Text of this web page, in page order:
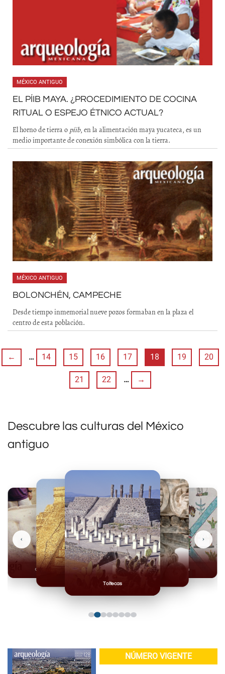
MÉXICO ANTIGUO
EL PÍIB MAYA. ¿PROCEDIMIENTO DE COCINA
RITUAL O ESPEJO ÉTNICO ACTUAL?
El horno de tierra o píib, en la alimentación maya yucateca, es un
medio importante de conexión simbólica con la tierra.
MÉXICO ANTIGUO
BOLONCHÉN, CAMPECHE
Desde tiempo inmemorial nueve pozos formaban en la plaza el
centro de esta población.
← … 14 15 16 17 18 19 20
21 22 … →
Descubre las culturas del México
antiguo
Toltecas
Mexicas
Olmecas
‹ ›
NÚMERO VIGENTE